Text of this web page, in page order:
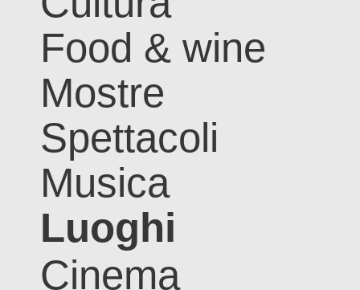
Food & wine
Mostre
Spettacoli
Musica
Luoghi
Cinema